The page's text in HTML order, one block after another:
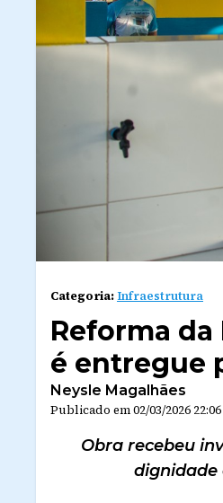
Categoria:Infraestrutura
Reforma
é entregue
Neysle Magalhães
Publicado em02/03/2026 22:06
Obra recebeu
dignidade